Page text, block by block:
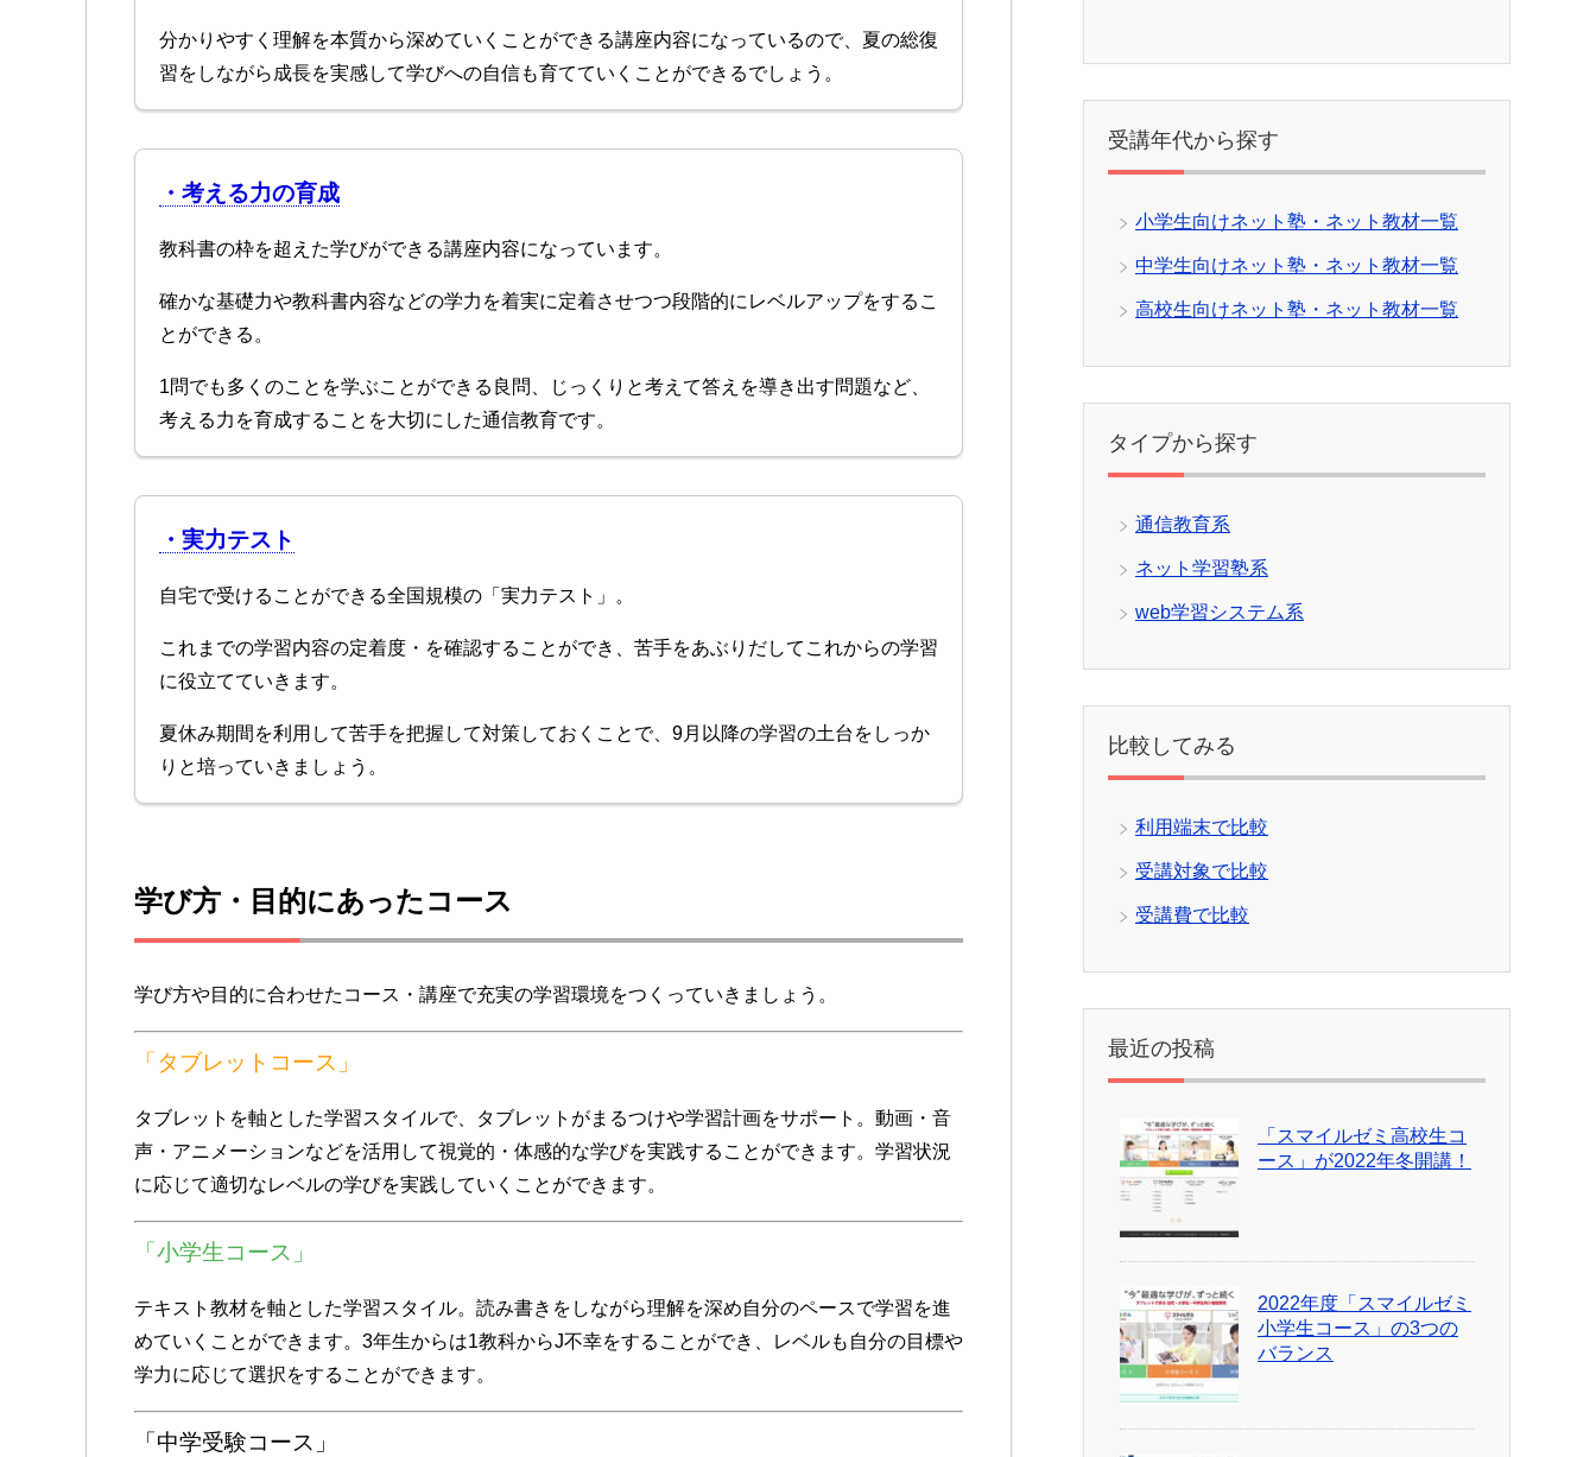
分かりやすく理解を本質から深めていくことができる講座内容になっているので、夏の総復
習をしながら成長を実感して学びへの自信も育てていくことができるでしょう。
・考える力の育成
教科書の枠を超えた学びができる講座内容になっています。
確かな基礎力や教科書内容などの学力を着実に定着させつつ段階的にレベルアップをするこ
とができる。
1問でも多くのことを学ぶことができる良問、じっくりと考えて答えを導き出す問題など、
考える力を育成することを大切にした通信教育です。
・実力テスト
自宅で受けることができる全国規模の「実力テスト」。
これまでの学習内容の定着度・を確認することができ、苦手をあぶりだしてこれからの学習
に役立てていきます。
夏休み期間を利用して苦手を把握して対策しておくことで、9月以降の学習の土台をしっか
りと培っていきましょう。
学び方・目的にあったコース
学び方や目的に合わせたコース・講座で充実の学習環境をつくっていきましょう。
「タブレットコース」
タブレットを軸とした学習スタイルで、タブレットがまるつけや学習計画をサポート。動画・音
声・アニメーションなどを活用して視覚的・体感的な学びを実践することができます。学習状況
に応じて適切なレベルの学びを実践していくことができます。
「小学生コース」
テキスト教材を軸とした学習スタイル。読み書きをしながら理解を深め自分のペースで学習を進
めていくことができます。3年生からは1教科からJ不幸をすることができ、レベルも自分の目標や
学力に応じて選択をすることができます。
「中学受験コース」
受講年代から探す
小学生向けネット塾・ネット教材一覧
中学生向けネット塾・ネット教材一覧
高校生向けネット塾・ネット教材一覧
タイプから探す
通信教育系
ネット学習塾系
web学習システム系
比較してみる
利用端末で比較
受講対象で比較
受講費で比較
最近の投稿
「スマイルゼミ高校生コ
ース」が2022年冬開講！
2022年度「スマイルゼミ
小学生コース」の3つの
バランス